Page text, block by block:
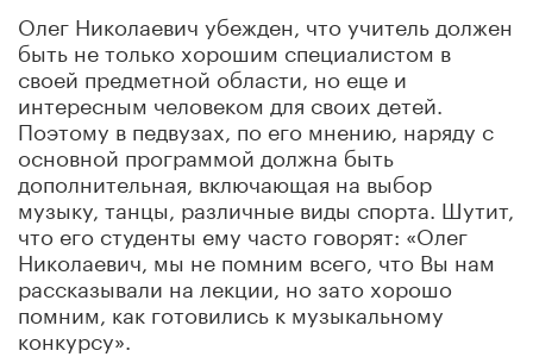
Олег Николаевич убежден, что учитель должен
быть не только хорошим специалистом в
своей предметной области, но еще и
интересным человеком для своих детей.
Поэтому в педвузах, по его мнению, наряду с
основной программой должна быть
дополнительная, включающая на выбор
музыку, танцы, различные виды спорта. Шутит,
что его студенты ему часто говорят: «Олег
Николаевич, мы не помним всего, что Вы нам
рассказывали на лекции, но зато хорошо
помним, как готовились к музыкальному
конкурсу».